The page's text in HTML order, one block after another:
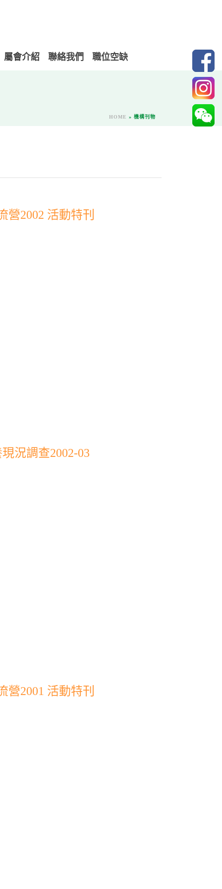
屬會介紹 聯絡我們 職位空缺
HOME » 機構刊物
營2002 活動特刊
況調查2002-03
營2001 活動特刊